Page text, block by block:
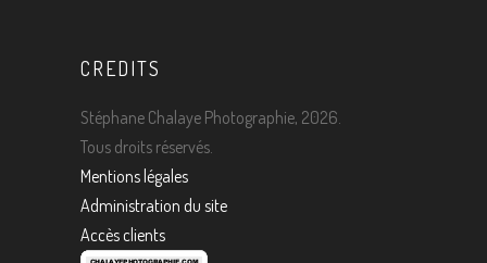
CREDITS
Stéphane Chalaye Photographie, 2026.
Tous droits réservés.
Mentions légales
Administration du site
Accès clients